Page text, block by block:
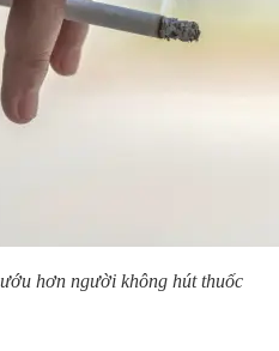
hơn người không hút thuốc